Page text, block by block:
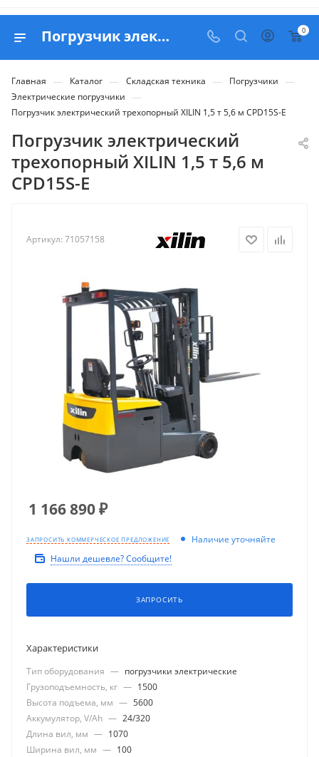
Погрузчик электрический трехопорный XILIN 1,5 т 5,6 м CPD15S-E - купить в Belapex 0
Главная — Каталог — Складская техника — Погрузчики —
Электрические погрузчики —
Погрузчик электрический трехопорный XILIN 1,5 т 5,6 м CPD15S-E
Погрузчик электрический
трехопорный XILIN 1,5 т 5,6 м
CPD15S-E
Артикул: 71057158
1 166 890₽
ЗАПРОСИТЬ КОММЕРЧЕСКОЕ ПРЕДЛОЖЕНИЕ
Наличие уточняйте
Нашли дешевле? Сообщите!
ЗАПРОСИТЬ
Характеристики
Тип оборудования — погрузчики электрические
Грузоподъемность, кг — 1500
Высота подъема, мм — 5600
Аккумулятор, V/Ah — 24/320
Длина вил, мм — 1070
Ширина вил, мм — 100